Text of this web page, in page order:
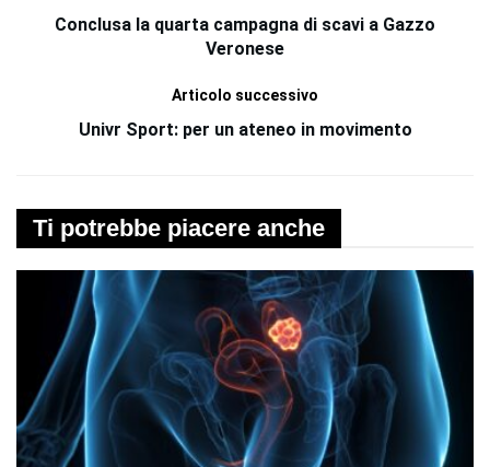
Conclusa la quarta campagna di scavi a Gazzo
Veronese
Articolo successivo
Univr Sport: per un ateneo in movimento
Ti potrebbe piacere anche